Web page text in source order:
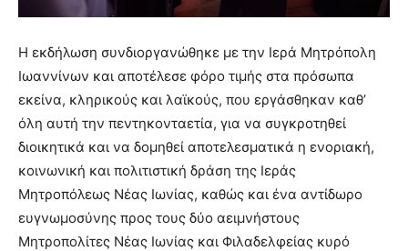
Η εκδήλωση συνδιοργανώθηκε με την Ιερά Μητρόπολη
Ιωαννίνων και αποτέλεσε φόρο τιμής στα πρόσωπα
εκείνα, κληρικούς και λαϊκούς, που εργάσθηκαν καθ’
όλη αυτή την πεντηκονταετία, για να συγκροτηθεί
διοικητικά και να δομηθεί αποτελεσματικά η ενοριακή,
κοινωνική και πολιτιστική δράση της Ιεράς
Μητροπόλεως Νέας Ιωνίας, καθώς και ένα αντίδωρο
ευγνωμοσύνης προς τους δύο αειμνήστους
Μητροπολίτες Νέας Ιωνίας και Φιλαδελφείας κυρό